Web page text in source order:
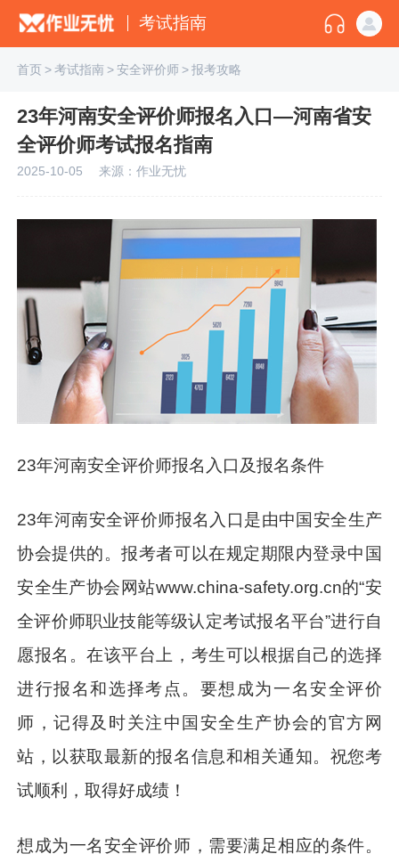
考试指南
首页>考试指南>安全评价师>报考攻略
23年河南安全评价师报名入口—河南省安
全评价师考试报名指南
2025-10-05 来源：作业无忧
23年河南安全评价师报名入口及报名条件
23年河南安全评价师报名入口是由中国安全生产
协会提供的。报考者可以在规定期限内登录中国
安全生产协会网站www.china-safety.org.cn的“安
全评价师职业技能等级认定考试报名平台”进行自
愿报名。在该平台上，考生可以根据自己的选择
进行报名和选择考点。要想成为一名安全评价
师，记得及时关注中国安全生产协会的官方网
站，以获取最新的报名信息和相关通知。祝您考
试顺利，取得好成绩！
想成为一名安全评价师，需要满足相应的条件。